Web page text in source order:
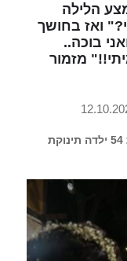
הלילה
ואז בחושך
בוכה..
מזמור
כן זה אמיתי בת 54 ילדה תינוקת